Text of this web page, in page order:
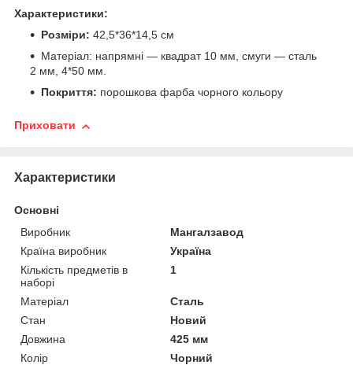
Характеристики:
Розміри: 42,5*36*14,5 см
Матеріал: напрямні — квадрат 10 мм, смуги — сталь
2 мм, 4*50 мм.
Покриття: порошкова фарба чорного кольору
Приховати
Характеристики
Основні
Виробник
Мангалзавод
Країна виробник
Україна
Кількість предметів в
наборі
1
Матеріал
Сталь
Стан
Новий
Довжина
425 мм
Колір
Чорний